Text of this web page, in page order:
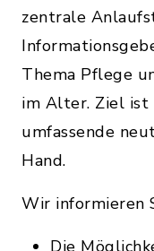
zentrale
Thema Pflege
im Alter. Ziel ist
umfassende
Hand.
Wir informieren
Die